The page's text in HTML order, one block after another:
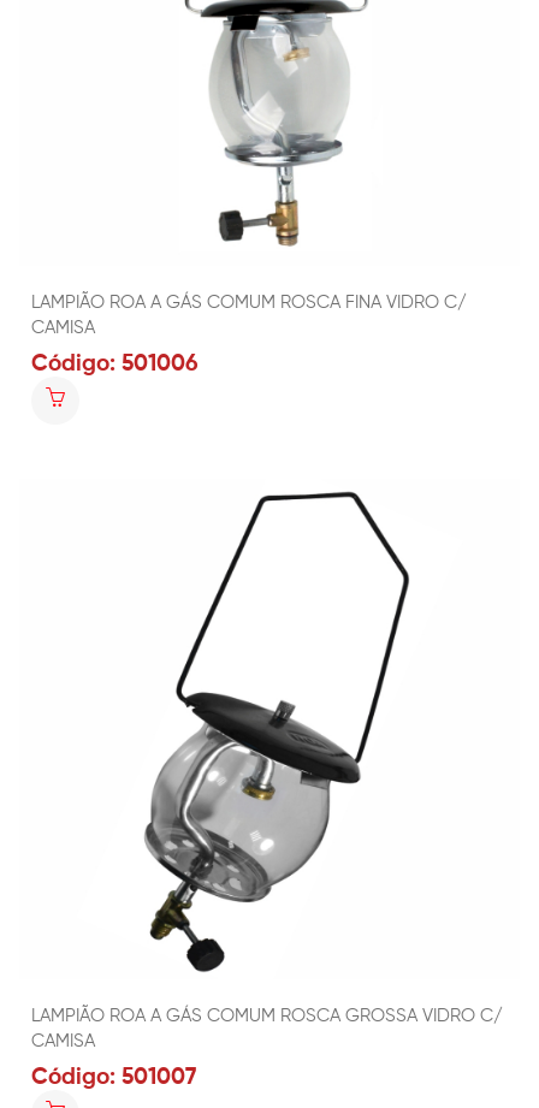
LAMPIÃO ROA A GÁS COMUM ROSCA FINA VIDRO C/
CAMISA
Código: 501006
LAMPIÃO ROA A GÁS COMUM ROSCA GROSSA VIDRO C/
CAMISA
Código: 501007